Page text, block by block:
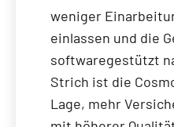
weniger
einlassen und die
softwaregestützt
Strich ist die
Lage, mehr